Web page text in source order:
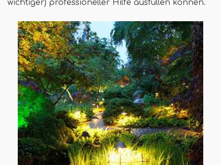
wichtiger) professioneller Hilfe ausfüllen können.